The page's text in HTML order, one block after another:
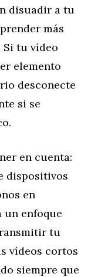
disuadir a tu
más
tu vídeo
elemento
desconecte
si se
en cuenta:
dispositivos
en
un enfoque
tu
vídeos cortos
siempre que